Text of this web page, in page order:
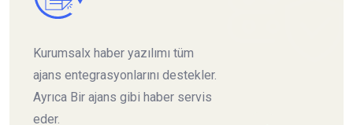
Kurumsalx haber yazılımı tüm
ajans entegrasyonlarını destekler.
Ayrıca Bir ajans gibi haber servis
eder.